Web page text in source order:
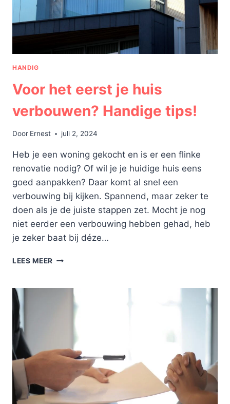
MILIEU
KUNT
HANDIG
Voor het eerst je huis
verbouwen? Handige tips!
Door Ernest juli 2, 2024
Heb je een woning gekocht en is er een flinke
renovatie nodig? Of wil je je huidige huis eens
goed aanpakken? Daar komt al snel een
verbouwing bij kijken. Spannend, maar zeker te
doen als je de juiste stappen zet. Mocht je nog
niet eerder een verbouwing hebben gehad, heb
je zeker baat bij déze…
LEES MEER VOOR
JE
VERBOUWEN?